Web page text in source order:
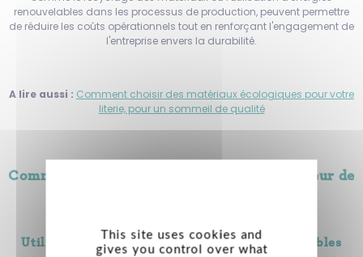
renouvelables dans les processus de production, peuvent permettre
de réduire les coûts opérationnels tout en renforçant l'engagement de
l'entreprise envers la durabilité.
A lire aussi : Comment choisir des matériaux écologiques pour votre
literie, pour un sommeil de qualité
Comment intégrer la durabilité dans le secteur de
Utiliser des matériaux écologiques et renouvelables
This site uses cookies and
gives you control over what